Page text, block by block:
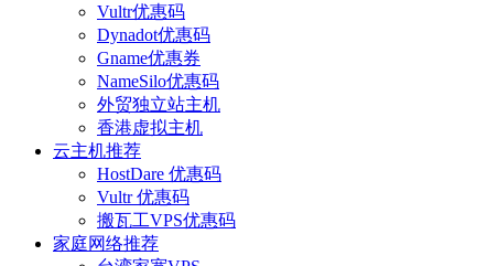
Vultr优惠码
Dynadot优惠码
Gname优惠券
NameSilo优惠码
外贸独立站主机
香港虚拟主机
云主机推荐
HostDare 优惠码
Vultr 优惠码
搬瓦工VPS优惠码
家庭网络推荐